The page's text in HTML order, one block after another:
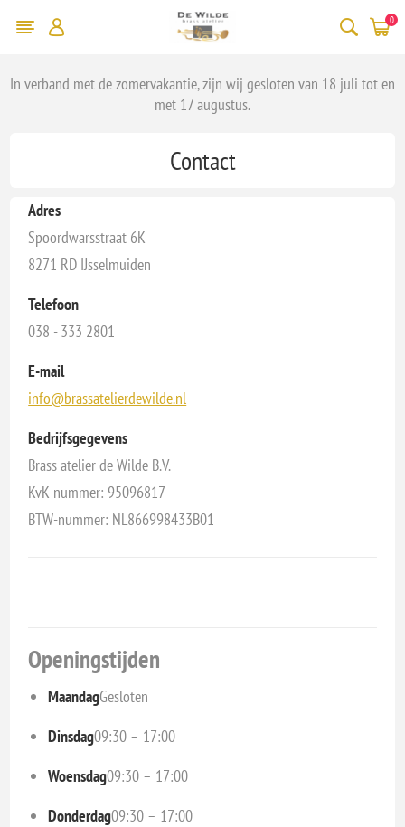
0
In verband met de zomervakantie, zijn wij gesloten van 18 juli tot en
met 17 augustus.
Contact
Adres
Spoordwarsstraat 6K
8271 RD IJsselmuiden
Telefoon
038 - 333 2801
E-mail
info@brassatelierdewilde.nl
Bedrijfsgegevens
Brass atelier de Wilde B.V.
KvK-nummer: 95096817
BTW-nummer: NL866998433B01
Openingstijden
MaandagGesloten
Dinsdag09:30 – 17:00
Woensdag09:30 – 17:00
Donderdag09:30 – 17:00